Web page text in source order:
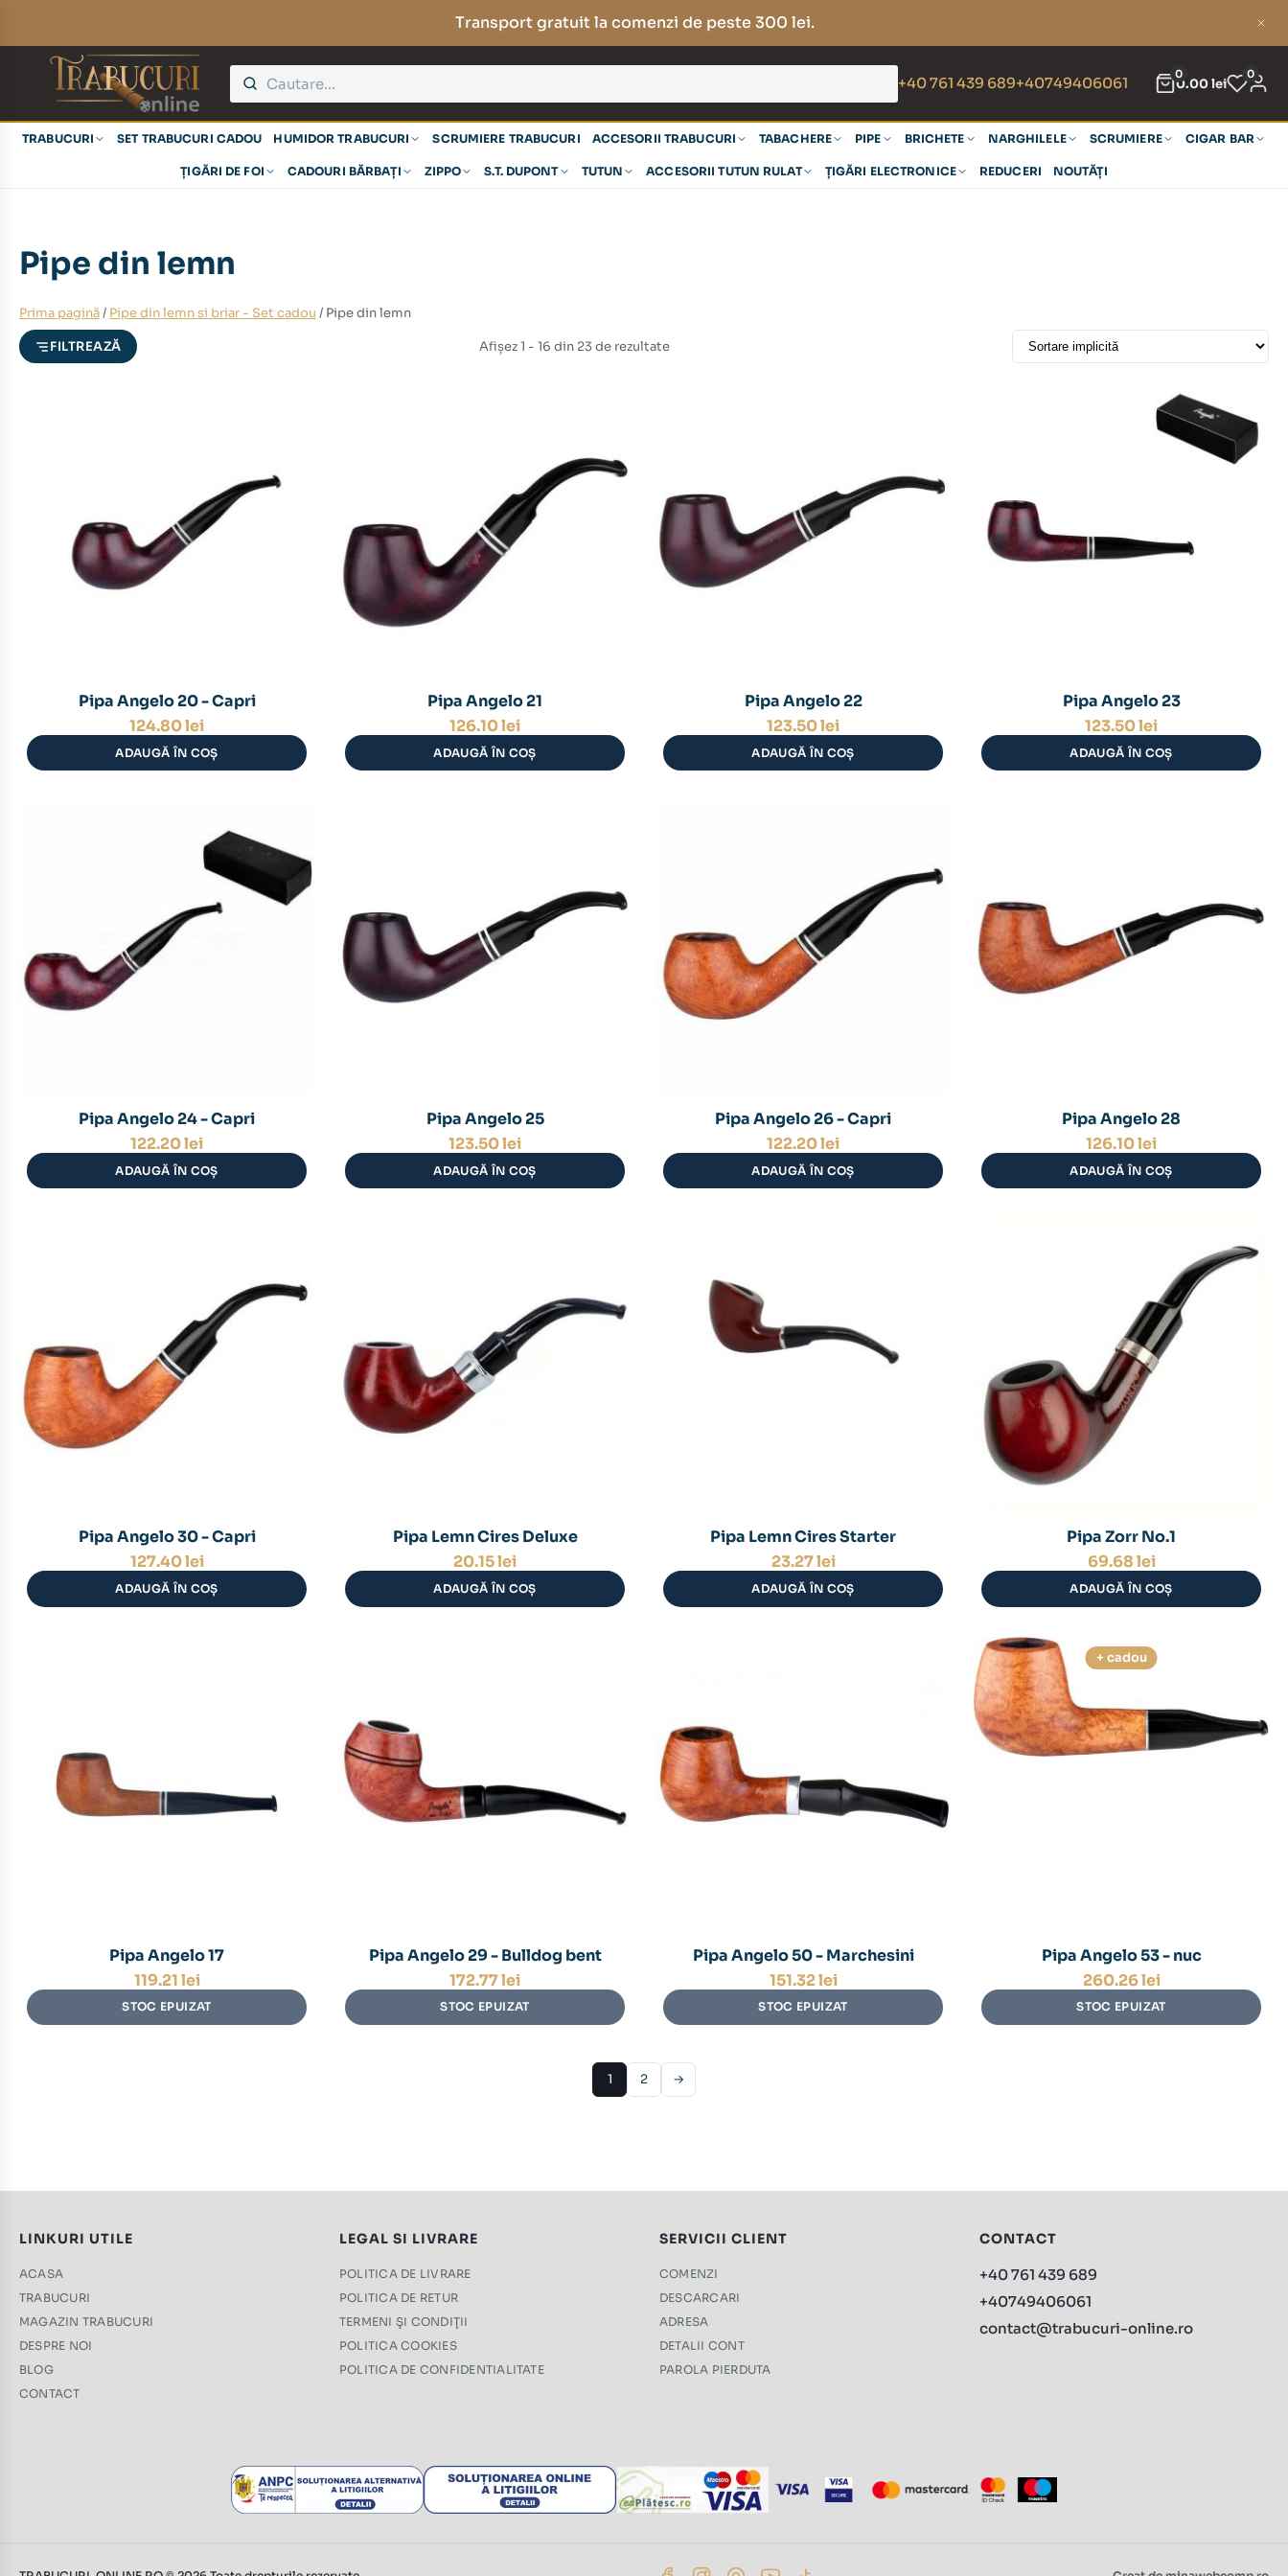
Transport gratuit la comenzi de peste 300 lei.
+40 761 439 689+40749406061 0
0.00lei
0
TRABUCURI SET TRABUCURI CADOU HUMIDOR TRABUCURI SCRUMIERE TRABUCURI ACCESORII TRABUCURI TABACHERE PIPE BRICHETE NARGHILELE SCRUMIERE CIGAR BAR
ȚIGĂRI DE FOI CADOURI BĂRBAȚI ZIPPO S.T. DUPONT TUTUN ACCESORII TUTUN RULAT ȚIGĂRI ELECTRONICE REDUCERI NOUTĂȚI
Pipe din lemn
Prima pagină/ Pipe din lemn si briar - Set cadou / Pipe din lemn
FILTREAZĂ Afișez 1 - 16 din 23 de rezultate
Pipa Angelo 20 - Capri
124.80lei
ADAUGĂ ÎN COȘ
Pipa Angelo 21
126.10lei
ADAUGĂ ÎN COȘ
Pipa Angelo 22
123.50lei
ADAUGĂ ÎN COȘ
Pipa Angelo 23
123.50lei
ADAUGĂ ÎN COȘ
Pipa Angelo 24 - Capri
122.20lei
ADAUGĂ ÎN COȘ
Pipa Angelo 25
123.50lei
ADAUGĂ ÎN COȘ
Pipa Angelo 26 - Capri
122.20lei
ADAUGĂ ÎN COȘ
Pipa Angelo 28
126.10lei
ADAUGĂ ÎN COȘ
Pipa Angelo 30 - Capri
127.40lei
ADAUGĂ ÎN COȘ
Pipa Lemn Cires Deluxe
20.15lei
ADAUGĂ ÎN COȘ
Pipa Lemn Cires Starter
23.27lei
ADAUGĂ ÎN COȘ
Pipa Zorr No.1
69.68lei
ADAUGĂ ÎN COȘ
Pipa Angelo 17
119.21lei
STOC EPUIZAT
Pipa Angelo 29 - Bulldog bent
172.77lei
STOC EPUIZAT
Pipa Angelo 50 - Marchesini
151.32lei
STOC EPUIZAT
+ cadou
Pipa Angelo 53 - nuc
260.26lei
STOC EPUIZAT
1 2 →
LINKURI UTILE
ACASA
TRABUCURI
MAGAZIN TRABUCURI
DESPRE NOI
BLOG
CONTACT
LEGAL SI LIVRARE
POLITICA DE LIVRARE
POLITICA DE RETUR
TERMENI ŞI CONDIŢII
POLITICA COOKIES
POLITICA DE CONFIDENTIALITATE
SERVICII CLIENT
COMENZI
DESCARCARI
ADRESA
DETALII CONT
PAROLA PIERDUTA
CONTACT
+40 761 439 689
+40749406061
contact@trabucuri-online.ro